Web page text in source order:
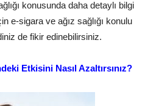
konusunda daha detaylı bilgi
e-sigara ve ağız sağlığı konulu
de fikir edinebilirsiniz.
Etkisini Nasıl Azaltırsınız?